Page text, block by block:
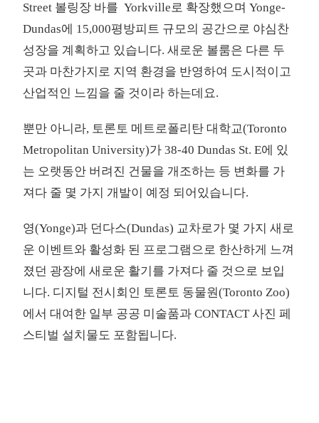
Street 볼링장 바를 Yorkville로 확장했으며 Yonge-
Dundas에 15,000평방피트 규모의 공간으로 야심찬
성장을 계획하고 있습니다. 새로운 볼룸은 다른 두
곳과 마찬가지로 지역 환경을 반영하여 도시적이고
산업적인 느낌을 줄 것이라 하는데요.
뿐만 아니라, 토론토 메트로폴리탄 대학교(Toronto
Metropolitan University)가 38-40 Dundas St. E에 있
는 오랫동안 버려진 건물을 개조하는 등 변화를 가
져다 줄 몇 가지 개발이 예정 되어있습니다.
영(Yonge)과 던다스(Dundas) 교차로가 몇 가지 새로
운 이벤트와 활성화 된 프로그램으로 한산하게 느껴
졌던 광장에 새로운 활기를 가져다 줄 것으로 보입
니다. 디지털 전시회인 토론토 동물원(Toronto Zoo)
에서 대여한 일부 공공 미술품과 CONTACT 사진 페
스티벌 설치물도 포함됩니다.